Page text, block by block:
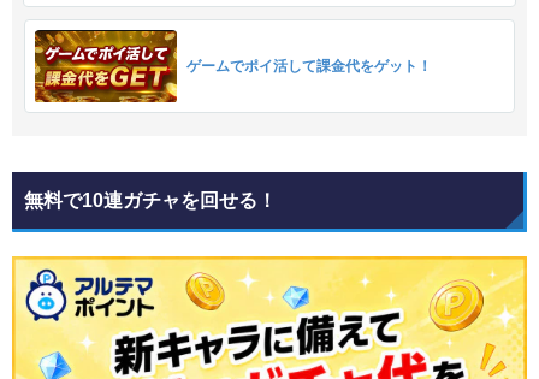
ゲームでポイ活して課金代をゲット！
無料で10連ガチャを回せる！